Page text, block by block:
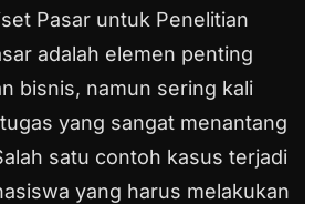
Pasar untuk Penelitian
adalah elemen penting
bisnis, namun sering kali
yang sangat menantang
satu contoh kasus terjadi
yang harus melakukan